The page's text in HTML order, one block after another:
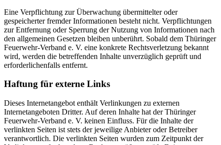
Eine Verpflichtung zur Überwachung übermittelter oder
gespeicherter fremder Informationen besteht nicht. Verpflichtungen
zur Entfernung oder Sperrung der Nutzung von Informationen nach
den allgemeinen Gesetzen bleiben unberührt. Sobald dem Thüringer
Feuerwehr-Verband e. V. eine konkrete Rechtsverletzung bekannt
wird, werden die betreffenden Inhalte unverzüglich geprüft und
erforderlichenfalls entfernt.
Haftung für externe Links
Dieses Internetangebot enthält Verlinkungen zu externen
Internetangeboten Dritter. Auf deren Inhalte hat der Thüringer
Feuerwehr-Verband e. V. keinen Einfluss. Für die Inhalte der
verlinkten Seiten ist stets der jeweilige Anbieter oder Betreiber
verantwortlich. Die verlinkten Seiten wurden zum Zeitpunkt der